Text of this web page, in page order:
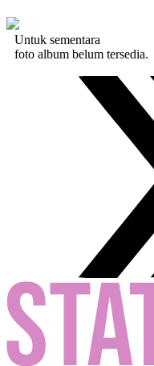
Untuk sementara
foto album belum tersedia.